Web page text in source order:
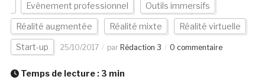
Evènement professionnel Outils immersifs
Réalité augmentée Réalité mixte Réalité virtuelle
Start-up 25/10/2017 par Rédaction 3 0 commentaire
Temps de lecture : 3 min